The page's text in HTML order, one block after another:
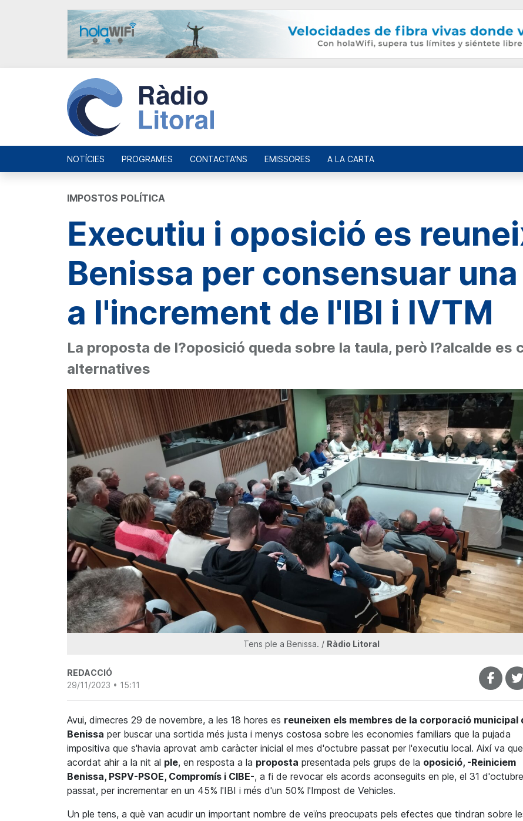
NOTÍCIES PROGRAMES CONTACTA'NS EMISSORES A LA CARTA
IMPOSTOS POLÍTICA
Executiu i oposició es
Benissa per consensuar
a l'increment de l'IBI i IVTM
La proposta de l?oposició queda sobre la taula, però l?alcalde es
alternatives
Tens ple a Benissa. / Ràdio Litoral
REDACCIÓ
29/11/2023 • 15:11
Avui, dimecres 29 de novembre, a les 18 hores es reuneixen els membres de la corporació municipal
Benissa per buscar una sortida més justa i menys costosa sobre les economies familiars que la pujada
impositiva que s'havia aprovat amb caràcter inicial el mes d'octubre passat per l'executiu local. Així va
acordat ahir a la nit al ple, en resposta a la proposta presentada pels grups de la oposició, -Reiniciem
Benissa, PSPV-PSOE, Compromís i CIBE-, a fi de revocar els acords aconseguits en ple, el 31 d'octubre
passat, per incrementar en un 45% l'IBI i més d'un 50% l'Impost de Vehicles.
Un ple tens, a què van acudir un important nombre de veïns preocupats pels efectes que tindran sobre